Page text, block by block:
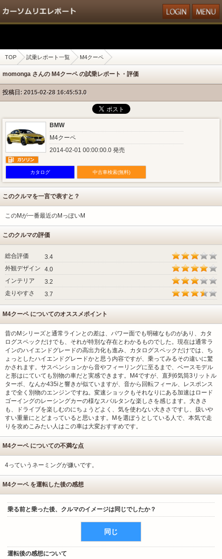
TOP 試乗レポート一覧 M4クーペ
momonga さんの M4クーペ の試乗レポート・評価
投稿日: 2015-02-28 16:45:53.0
BMW
M4クーペ
2014-02-01 00:00:00.0 発売
カタログ 中古車検索(無料)
このクルマを一言で表すと？
このMが一番最近のMっぽいM
このクルマの評価
総合評価
3.4
外観デザイン
4.0
インテリア
3.2
走りやすさ
3.7
M4クーペ についてのオススメポイント
昔のMシリーズと通常ラインとの差は、パワー面でも明確なものがあり、カタ
ログスペックだけでも、それが特別な存在とわかるものでした。現在は通常ラ
インのハイエンドグレードの高出力化も進み、カタログスペックだけでは、ち
ょっとしたハイエンドグレードかと思う内容ですが、乗ってみるその違いに驚
かされます。サスペンションから音やフィーリングに至るまで、ベースモデル
と形はにていても別物の車だと実感できます。M4ですが、直列6気筒3リットル
ターボ、なんか435iと響きが似ていますが、音から回転フィール、レスポンス
まで全く別物のエンジンですね。変速ショックもそれなりにある加速はロード
ゴーイングのレーシングカーの様なスバルタンな楽しさを感じます。大きさ
も、ドライブを楽しむのにちょうどよく、気を使わない大きさですし、扱いや
すい重量にとどまっていると思います。Mを選ぼうとしている人で、本気で走
りを攻めこみたい人はこの車は大変おすすめです。
M4クーペ についての不満な点
4っていうネーミングが嫌いです。
M4クーペ を運転した後の感想
乗る前と乗った後、クルマのイメージは同じでしたか？
同じ
運転後の感想について